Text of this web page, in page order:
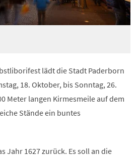
lädt die Stadt Paderborn
18. Oktober, bis Sonntag, 26.
Meter langen Kirmesmeile auf dem
Stände ein buntes
Jahr 1627 zurück. Es soll an die